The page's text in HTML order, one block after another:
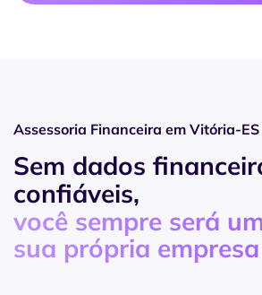
Assessoria Financeira em Vitória-ES
Sem dados
confiáveis,
você sempre será
sua própria empresa